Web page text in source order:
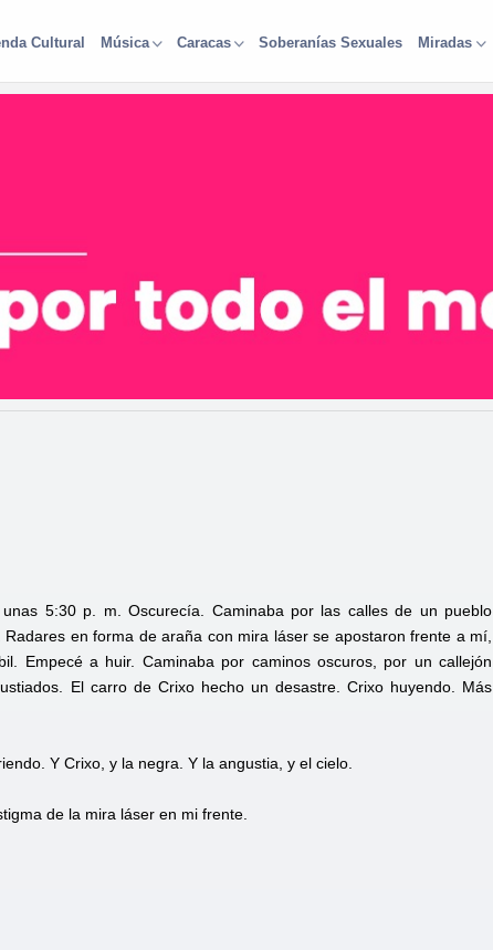
Cultural Música Caracas Soberanías Sexuales Miradas
5:30 p. m. Oscurecía. Caminaba por las calles de un pueblo
en forma de araña con mira láser se apostaron frente a mí,
Empecé a huir. Caminaba por caminos oscuros, por un callejón
El carro de Crixo hecho un desastre. Crixo huyendo. Más
Y Crixo, y la negra. Y la angustia, y el cielo.
de la mira láser en mi frente.